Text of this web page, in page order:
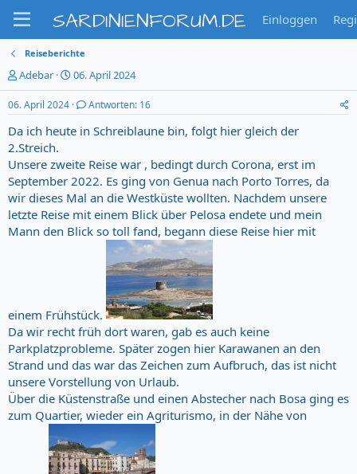
SARDINIENFORUM.DE Einloggen
Reiseberichte
T
h
e
m
e
n
s
a
r
t
e
Adebar
S
t
a
r
t
a
t
u
m
06. April 2024
06. April 2024 Antworten: 16
Da ich heute in Schreiblaune bin, folgt hier gleich der
2.Streich.
Unsere zweite Reise war , bedingt durch Corona, erst im
September 2022. Es ging von Genua nach Porto Torres, da
wir dieses Mal an die Westküste wollten. Nachdem unsere
letzte Reise mit einem Blick über Pelosa endete und mein
Mann den Blick so toll fand, begann diese Reise hier mit
einem Frühstück.
Da wir recht früh dort waren, gab es auch keine
Parkplatzprobleme. Später zogen hier Karawanen an den
Strand und das war das Zeichen zum Aufbruch, das ist nicht
unsere Vorstellung von Urlaub.
Über die Küstenstraße und einen Abstecher nach Bosa ging es
zum Quartier, wieder ein Agriturismo, in der Nähe von